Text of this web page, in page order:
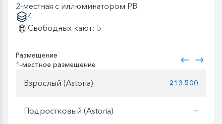
2-местная с иллюминатором PB
4
Свободных кают: 5
Размещение
1-местное размещение
Взрослый (Astoria) 213 500
Подростковый (Astoria) —